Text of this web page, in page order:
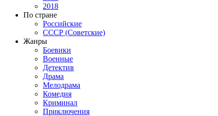
2018
По стране
Российские
СССР (Советские)
Жанры
Боевики
Военные
Детектив
Драма
Мелодрама
Комедия
Криминал
Приключения